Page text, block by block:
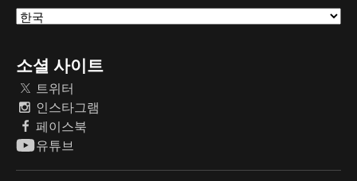
소셜 사이트
트위터
인스타그램
페이스북
유튜브